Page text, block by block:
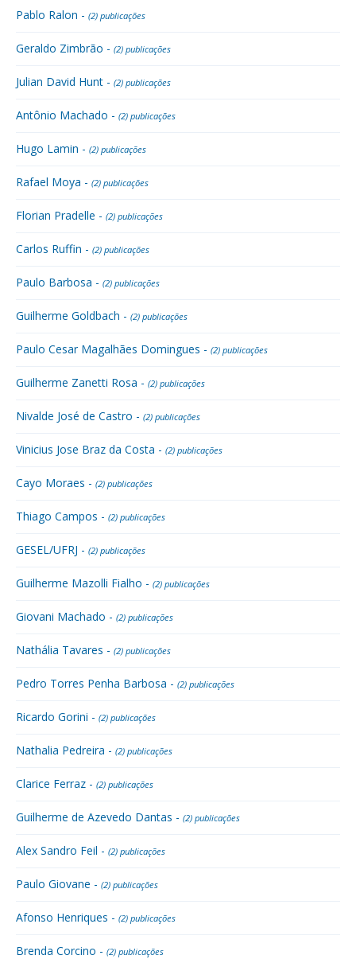
Pablo Ralon - (2) publicações
Geraldo Zimbrão - (2) publicações
Julian David Hunt - (2) publicações
Antônio Machado - (2) publicações
Hugo Lamin - (2) publicações
Rafael Moya - (2) publicações
Florian Pradelle - (2) publicações
Carlos Ruffin - (2) publicações
Paulo Barbosa - (2) publicações
Guilherme Goldbach - (2) publicações
Paulo Cesar Magalhães Domingues - (2) publicações
Guilherme Zanetti Rosa - (2) publicações
Nivalde José de Castro - (2) publicações
Vinicius Jose Braz da Costa - (2) publicações
Cayo Moraes - (2) publicações
Thiago Campos - (2) publicações
GESEL/UFRJ - (2) publicações
Guilherme Mazolli Fialho - (2) publicações
Giovani Machado - (2) publicações
Nathália Tavares - (2) publicações
Pedro Torres Penha Barbosa - (2) publicações
Ricardo Gorini - (2) publicações
Nathalia Pedreira - (2) publicações
Clarice Ferraz - (2) publicações
Guilherme de Azevedo Dantas - (2) publicações
Alex Sandro Feil - (2) publicações
Paulo Giovane - (2) publicações
Afonso Henriques - (2) publicações
Brenda Corcino - (2) publicações